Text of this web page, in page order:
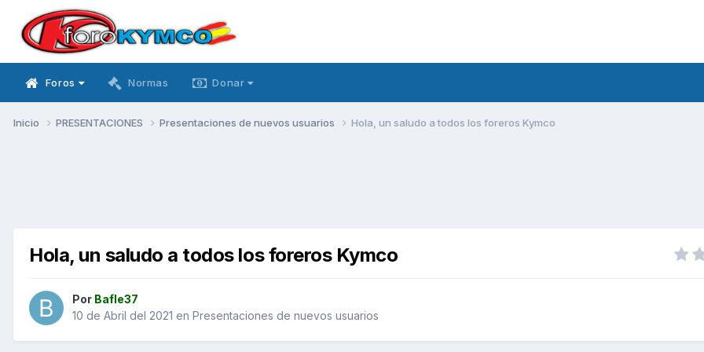
Foros Normas Donar
Inicio PRESENTACIONES Presentaciones de nuevos usuarios Hola, un saludo a todos los foreros Kymco
Hola, un saludo a todos los foreros Kymco
Por Bafle37
10 de Abril del 2021 en Presentaciones de nuevos usuarios